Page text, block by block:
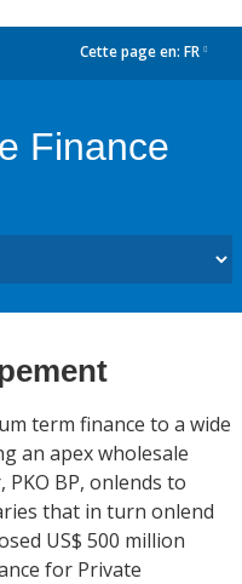
Cette page en: FR
Finance
term finance to a wide
an apex wholesale
BP, onlends to
that in turn onlend
US$ 500 million
for Private